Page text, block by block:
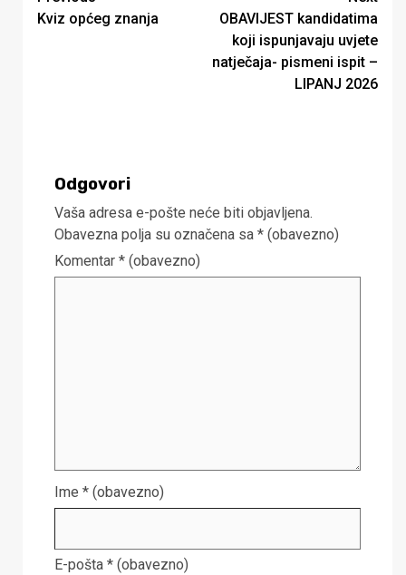
Reading
Kviz općeg znanja
OBAVIJEST kandidatima
koji ispunjavaju uvjete
natječaja- pismeni ispit –
LIPANJ 2026
Odgovori
Vaša adresa e-pošte neće biti objavljena.
Obavezna polja su označena sa * (obavezno)
Komentar * (obavezno)
Ime * (obavezno)
E-pošta * (obavezno)